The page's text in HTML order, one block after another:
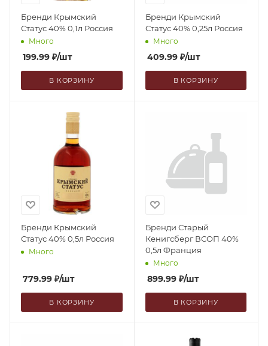
Бренди Крымский
Статус 40% 0,1л Россия
Много
199.99 ₽/шт
В КОРЗИНУ
Бренди Крымский
Статус 40% 0,25л Россия
Много
409.99₽/шт
В КОРЗИНУ
Бренди Крымский
Статус 40% 0,5л Россия
Много
779.99 ₽/шт
В КОРЗИНУ
Бренди Старый
Кенигсберг ВСОП 40%
0,5л Франция
Много
899.99₽/шт
В КОРЗИНУ